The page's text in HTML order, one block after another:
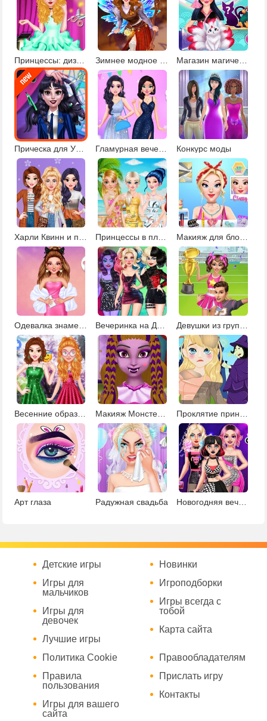
Принцессы: дизайн платьев для балерин Магазин магических существ
Прическа для Уэнсдей Гламурная вечеринка Конкурс моды
Принцессы в платьях с принтами Макияж для блондинки
Одевалка знаменитостей Вечеринка на День Валентина для злодеев
Весенние образы для принцесс Макияж Монстер Хай
Арт глаза Радужная свадьба Новогодняя вечеринка Тик Ток
Детские игры
Игры для
мальчиков
Игры для
девочек
Лучшие игры
Новинки
Игроподборки
Игры всегда с
тобой
Карта сайта
Политика Cookie
Правила
пользования
Игры для вашего
сайта
Правообладателям
Прислать игру
Контакты